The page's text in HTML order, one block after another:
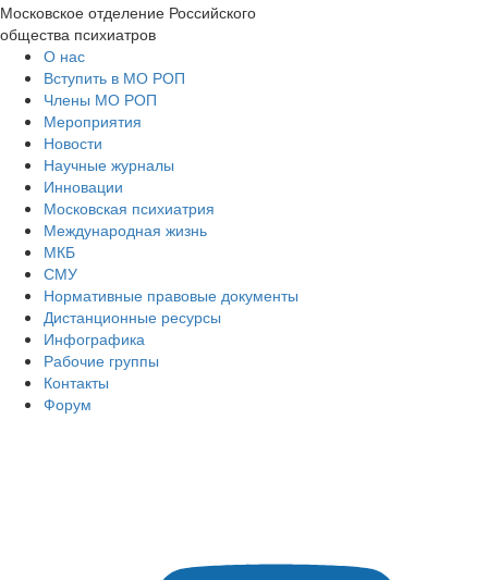
Московское отделение Российского
общества психиатров
О нас
Вступить в МО РОП
Члены МО РОП
Мероприятия
Новости
Научные журналы
Инновации
Московская психиатрия
Международная жизнь
МКБ
СМУ
Нормативные правовые документы
Дистанционные ресурсы
Инфографика
Рабочие группы
Контакты
Форум